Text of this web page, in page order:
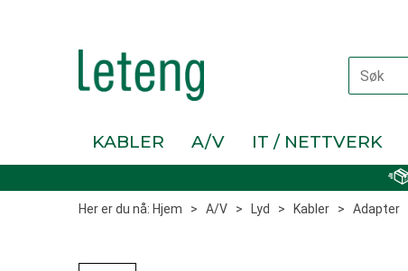
KABLER A/V IT / NETTVERK
Her er du nå: Hjem > A/V > Lyd > Kabler > Adapter